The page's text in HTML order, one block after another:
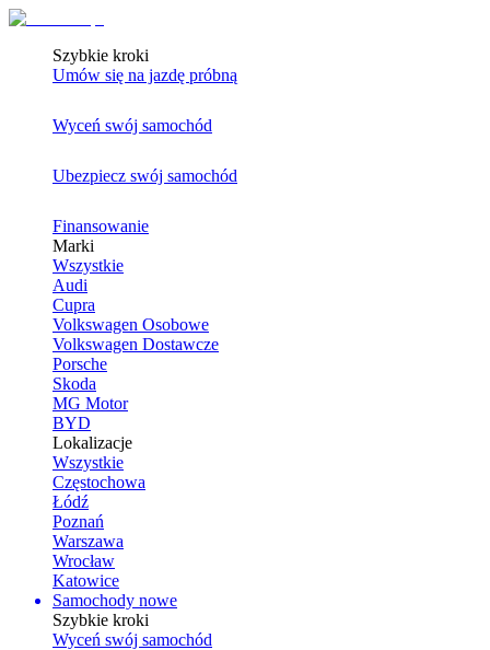
Szybkie kroki
Umów się na jazdę próbną
Wyceń swój samochód
Ubezpiecz swój samochód
Finansowanie
Marki
Wszystkie
Audi
Cupra
Volkswagen Osobowe
Volkswagen Dostawcze
Porsche
Skoda
MG Motor
BYD
Lokalizacje
Wszystkie
Częstochowa
Łódź
Poznań
Warszawa
Wrocław
Katowice
Samochody nowe
Szybkie kroki
Wyceń swój samochód